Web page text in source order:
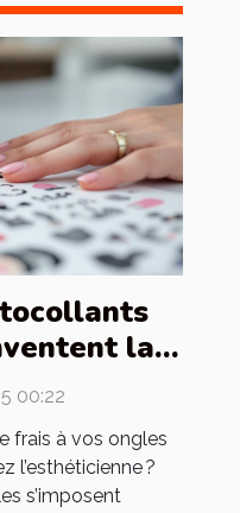
la
?
00:22
frais à vos ongles
l’esthéticienne ?
s’imposent